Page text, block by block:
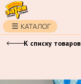
К списку товаров